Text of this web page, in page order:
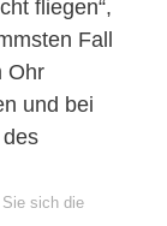
fliegen“,
Fall
Ohr
und bei
Sie sich die